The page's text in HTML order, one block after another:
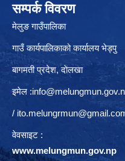
सम्पर्क विवरण
मेलुङ गाउँपालिका
गाउँ कार्यपालिकाको कार्यालय भेड्पु
बागमती प्रदेश, दाेलखा
इमेल :
/
वेवसाइट :
www.melungmun.gov.np